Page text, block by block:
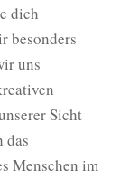
dich
besonders
uns
Sicht
das
Menschen im